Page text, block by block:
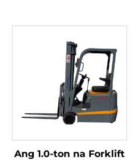
Ang 1.0-ton na Forklift